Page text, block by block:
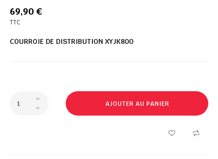
69,90 €
TTC
COURROIE DE DISTRIBUTION XYJK800
AJOUTER AU PANIER